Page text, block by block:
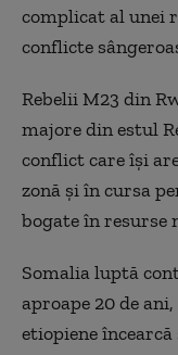
complicat al unei
conflicte
Rebelii M23 din
majore din estul
conflict care își
zonă și în cursa
bogate în resurse
Somalia luptă
aproape 20 de
etiopiene